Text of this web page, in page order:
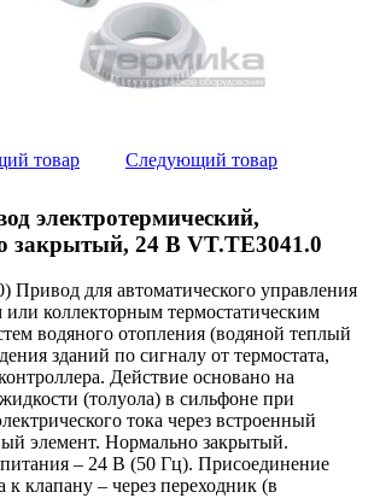
товар Следующий товар
электротермический,
закрытый, 24 В VT.TE3041.0
Привод для автоматического управления
коллекторным термостатическим
водяного отопления (водяной теплый
зданий по сигналу от термостата,
Действие основано на
(толуола) в сильфоне при
тока через встроенный
элемент. Нормально закрытый.
– 24 В (50 Гц). Присоединение
к клапану – через переходник (в